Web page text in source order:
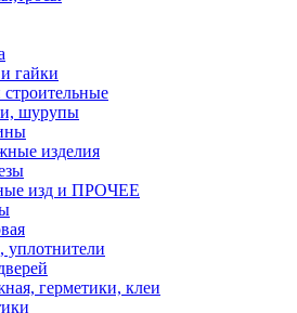
гайки
строительные
шурупы
изделия
изд и ПРОЧЕЕ
уплотнители
герметики, клеи